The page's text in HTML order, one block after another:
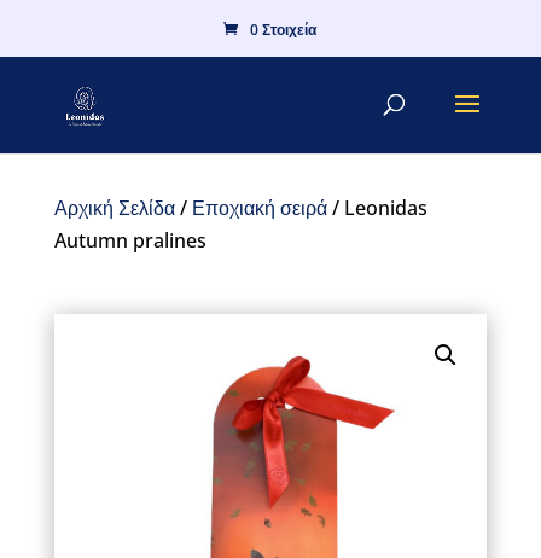
0 Στοιχεία
Αρχική Σελίδα/ Εποχιακή σειρά/ Leonidas
Autumn pralines